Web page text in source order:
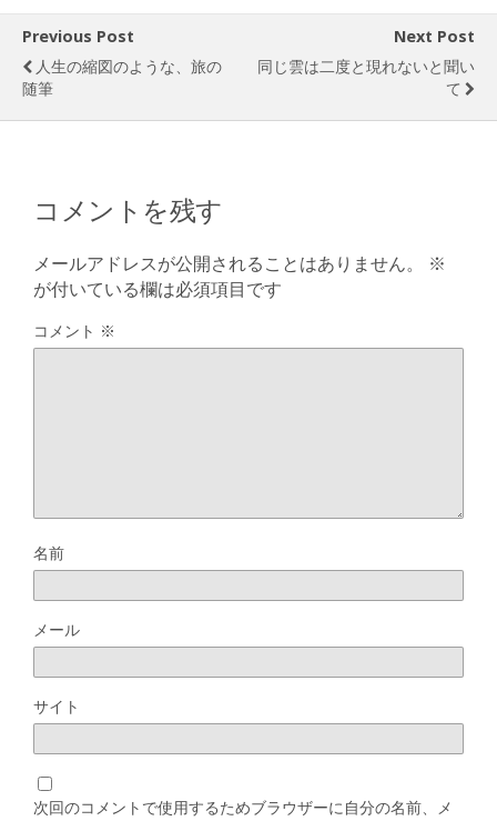
Previous Post
人生の縮図のような、旅の
随筆
Next Post
同じ雲は二度と現れないと聞い
て
コメントを残す
メールアドレスが公開されることはありません。
※
が付いている欄は必須項目です
コメント ※
名前
メール
サイト
次回のコメントで使用するためブラウザーに自分の名前、メ